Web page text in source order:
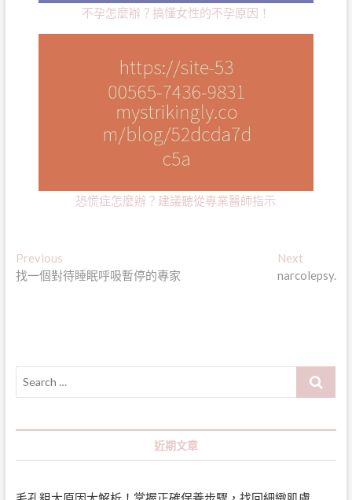
不孕怎麼辦？搞懂女性的不孕原因！
恐慌症怎麼辦？建議聽從專業醫師指示
文
章
PreviousPrevious
post:
找一個對待睡眠呼吸暫停的專家
Next
post:
narcolepsy.
Search
近期文章